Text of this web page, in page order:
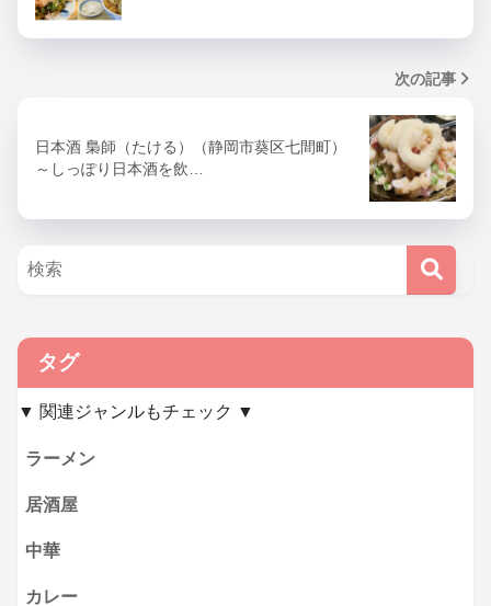
次の記事
日本酒 梟師（たける）（静岡市葵区七間町）
～しっぽり日本酒を飲…
タグ
▼ 関連ジャンルもチェック ▼
ラーメン
居酒屋
中華
カレー